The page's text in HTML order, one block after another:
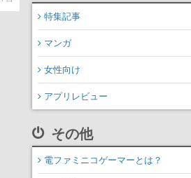
特集記事
マンガ
女性向け
アプリレビュー
その他
電ファミニコゲーマーとは？